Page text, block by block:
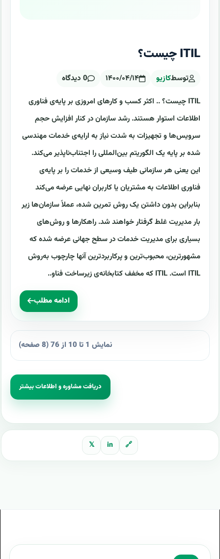
ITIL چیست؟
توسطکازیو ۱۴۰۰/۰۴/۱۴ 0 دیدگاه
ITIL چیست؟ .. اکثر کسب و کارهای امروزی بر پایه‌ی فناوری
اطلاعات استوار هستند. رشد سازمان در کنار افزایش حجم
سرویس‌ها و تجهیزات به شدت نیاز به ارایه‌ی خدمات مهندسی
شده بر پایه یک الگوریتم بین‌المللی را اجتناب‌ناپذیر می‌کند.
این یعنی هر سازمانی طیف وسیعی از خدمات را بر پایه‌ی
فناوری اطلاعات به مشتریان یا کاربران نهایی عرضه می‌کند
بنابراین بدون داشتن یک روش تمرین شده، عملاً سازمان‌ها زیر
بار مدیریت غلط گرفتار خواهند شد. راهکارها و روش‌های
بسیاری برای مدیریت خدمات در سطح جهانی عرضه شده که
مشهورترین، محبوب‌ترین و پرکاربردترین آنها چارچوب به‌روش
ITIL است. ITIL که مخفف کتابخانه‌ی زیرساخت فناو..
ادامه مطلب
نمایش 1 تا 10 از 76 (8 صفحه)
دریافت مشاوره و اطلاعات بیشتر
🔗
in
𝕏